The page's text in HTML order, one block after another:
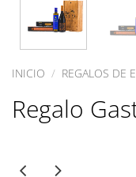
INICIO / REGALOS DE
Regalo